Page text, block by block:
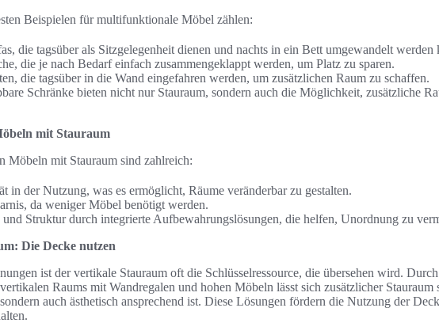
Beispielen für multifunktionale Möbel zählen:
die tagsüber als Sitzgelegenheit dienen und nachts in ein Bett umgewandelt werden
die je nach Bedarf einfach zusammengeklappt werden, um Platz zu sparen.
die tagsüber in die Wand eingefahren werden, um zusätzlichen Raum zu schaffen.
Schränke bieten nicht nur Stauraum, sondern auch die Möglichkeit, zusätzliche
mit Stauraum
Möbeln mit Stauraum sind zahlreich:
in der Nutzung, was es ermöglicht, Räume veränderbar zu gestalten.
da weniger Möbel benötigt werden.
Struktur durch integrierte Aufbewahrungslösungen, die helfen, Unordnung zu
Die Decke nutzen
ist der vertikale Stauraum oft die Schlüsselressource, die übersehen wird.
Raums mit Wandregalen und hohen Möbeln lässt sich zusätzlicher Stauraum
auch ästhetisch ansprechend ist. Diese Lösungen fördern die Nutzung der